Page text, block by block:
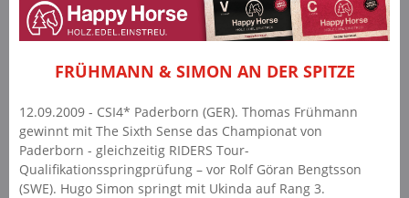
FRÜHMANN & SIMON AN DER SPITZE
12.09.2009 - CSI4* Paderborn (GER). Thomas Frühmann
gewinnt mit The Sixth Sense das Championat von
Paderborn - gleichzeitig RIDERS Tour-
Qualifikationsspringprüfung – vor Rolf Göran Bengtsson
(SWE). Hugo Simon springt mit Ukinda auf Rang 3.